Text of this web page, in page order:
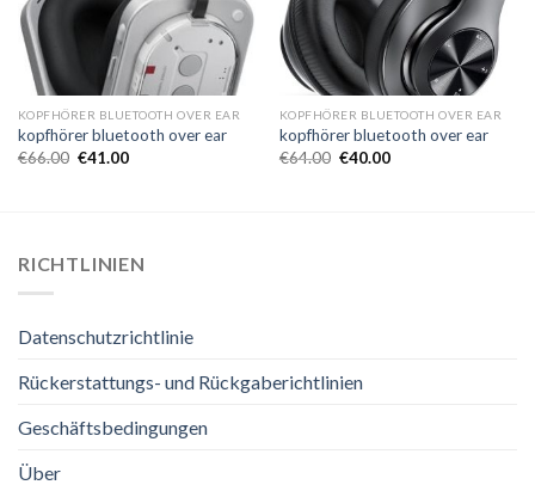
KOPFHÖRER BLUETOOTH OVER EAR
kopfhörer bluetooth over ear
€66.00 €41.00
KOPFHÖRER BLUETOOTH OVER EAR
kopfhörer bluetooth over ear
€64.00 €40.00
RICHTLINIEN
Datenschutzrichtlinie
Rückerstattungs- und Rückgaberichtlinien
Geschäftsbedingungen
Über